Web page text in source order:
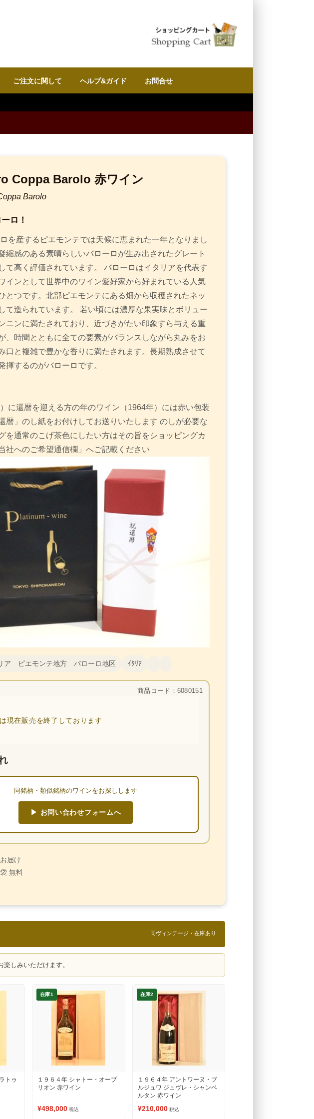
ご注文に関して ヘルプ&ガイド お問合せ
Coppa Barolo 赤ワイン
Barolo
ロ！
を産するピエモンテでは天候に恵まれた一年となりまし
縮感のある素晴らしいバローロが生み出されたグレート
て高く評価されています。 バローロはイタリアを代表す
インとして世界中のワイン愛好家から好まれている人気
とつです。北部ピエモンテにある畑から収穫されたネッ
て造られています。 若い頃には濃厚な果実味とボリュー
ニンに満たされており、近づきがたい印象すら与える重
、時間とともに全ての要素がバランスしながら丸みをお
口と複雑で豊かな香りに満たされます。長期熟成させて
揮するのがバローロです。
に還暦を迎える方の年のワイン（1964年）には赤い包装
」のし紙をお付けしてお送りいたします のしが必要な
を通常のこげ茶色にしたい方はその旨をショッピングカ
社へのご希望通信欄」へご記載ください
ア ピエモンテ地方 バローロ地区 ｲﾀﾘｱ
商品コード：6080151
現在販売を終了しております
同銘柄・類似銘柄のワインをお探しします
▶ お問い合わせフォームへ
届け
無料
同ヴィンテージ・在庫あり
しみいただけます。
トゥ
在庫1
１９６４年 シャトー・オーブ
リオン 赤ワイン
¥498,000 税込
在庫2
１９６４年 アントワーヌ・ブ
ルジュワ ジュヴレ・シャンベ
ルタン 赤ワイン
¥210,000 税込